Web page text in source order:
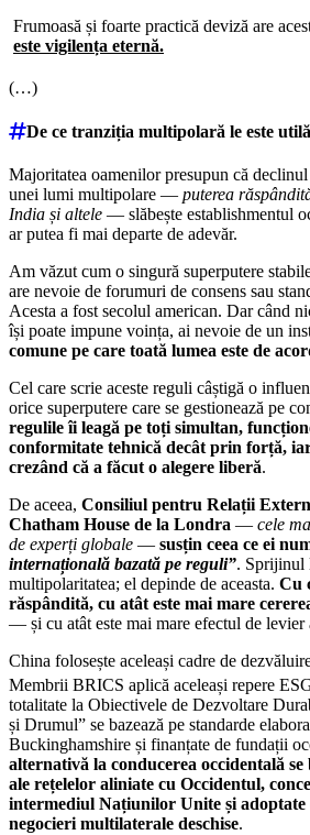
Frumoasă și foarte practică deviză are
este vigilența eternă.
(…)
De ce tranziția multipolară le este
Majoritatea oamenilor presupun că
unei lumi multipolare — puterea
India și altele — slăbește establishmentul
ar putea fi mai departe de adevăr.
Am văzut cum o singură superputere
are nevoie de forumuri de consens sau
Acesta a fost secolul american. Dar când
își poate impune voința, ai nevoie de un
comune pe care toată lumea este de
Cel care scrie aceste reguli câștigă o
orice superputere care se gestionează pe
regulile îi leagă pe toți simultan,
conformitate tehnică decât prin forță,
crezând că a făcut o alegere liberă.
De aceea, Consiliul pentru Relații
Chatham House de la Londra — cele
de experți globale — susțin ceea ce ei
internațională bazată pe reguli”. Sprijinul
multipolaritatea; el depinde de aceasta. Cu
răspândită, cu atât este mai mare
— și cu atât este mai mare efectul de levier
China folosește aceleași cadre de
Membrii BRICS aplică aceleași repere
totalitate la Obiectivele de Dezvoltare
și Drumul” se bazează pe standarde
Buckinghamshire și finanțate de fundații
alternativă la conducerea occidentală se
ale rețelelor aliniate cu Occidentul,
intermediul Națiunilor Unite și adoptate
negocieri multilaterale deschise.